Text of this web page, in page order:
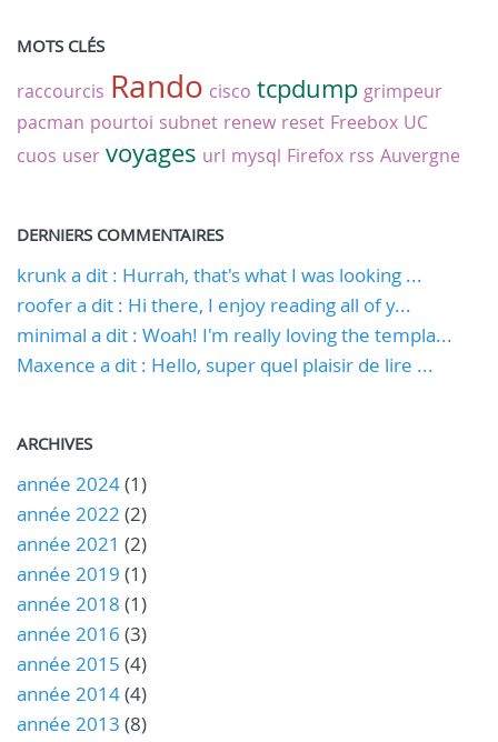
MOTS CLÉS
raccourcis Rando cisco tcpdump grimpeur
pacman pourtoi subnet renew reset Freebox UC
cuos user voyages url mysql Firefox rss Auvergne
DERNIERS COMMENTAIRES
krunk a dit : Hurrah, that's what I was looking ...
roofer a dit : Hi there, I enjoy reading all of y...
minimal a dit : Woah! I'm really loving the templa...
Maxence a dit : Hello, super quel plaisir de lire ...
ARCHIVES
année 2024(1)
année 2022 (2)
année 2021 (2)
année 2019 (1)
année 2018 (1)
année 2016 (3)
année 2015 (4)
année 2014(4)
année 2013 (8)